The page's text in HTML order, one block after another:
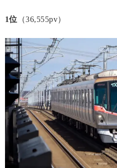
1位 （36,555pv）